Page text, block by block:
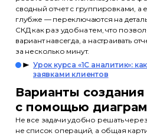
сводный отчет с группировками, а
глубже — переключаются на
СКД как раз удобна тем, что
вариант навсегда, а настраивать
за несколько минут.
Урок курса «1С аналитик»:
заявками клиентов
Варианты создания
с помощью
Не все задачи удобно решать
не список операций, а общая
ООО «Актион-Диджитал» г.
1-й Земельный переулок, 1
Политика обработки
персональных данных
Использование файлов cookie
Условия акции с OZON и Xiaomi